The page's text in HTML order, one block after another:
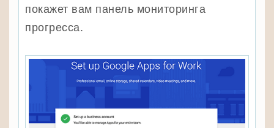
покажет вам панель мониторинга
прогресса.